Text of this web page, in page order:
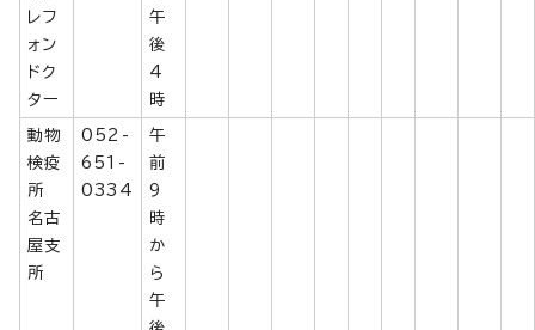
レフ
ォン
ドク
ター
午
後
4
時
動物
検疫
所
名古
屋支
所
052-
651-
0334
午
前
9
時
か
ら
午